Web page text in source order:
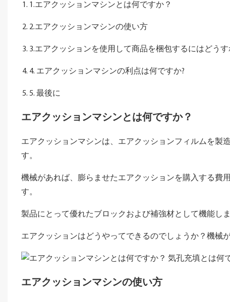
1.エアクッションマシンとは何ですか？
2.エアクッションマシンの使い方
3.エアクッションを使用して商品を梱包するにはどう
4. エアクッションマシンの利点は何ですか?
5. 最後に
エアクッションマシンとは何ですか？
エアクッションマシンは、エアクッションフィルムを製
す。
機械があれば、膨らませたエアクッションを購入する費
す。
製品にとって優れたブロックおよび補強材として機能しま
エアクッションはどうやってできるのでしょうか？機械
エアクッションマシンの使い方